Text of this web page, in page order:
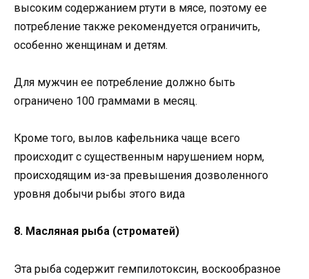
высоким содержанием ртути в мясе, поэтому ее
потребление также рекомендуется ограничить,
особенно женщинам и детям.
Для мужчин ее потребление должно быть
ограничено 100 граммами в месяц.
Кроме того, вылов кафельника чаще всего
происходит с существенным нарушением норм,
происходящим из-за превышения дозволенного
уровня добычи рыбы этого вида
8. Масляная рыба (строматей)
Эта рыба содержит гемпилотоксин, воскообразное